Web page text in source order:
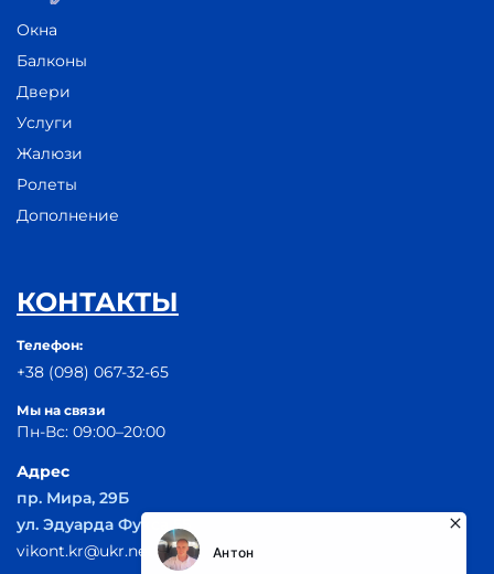
Окна
Балконы
Двери
Услуги
Жалюзи
Ролеты
Дополнение
КОНТАКТЫ
Телефон:
+38 (098) 067-32-65
Мы на связи
Пн-Вс: 09:00–20:00
Адрес
пр. Мира, 29Б
ул. Эдуарда Фукса 55
vikont.kr@ukr.net